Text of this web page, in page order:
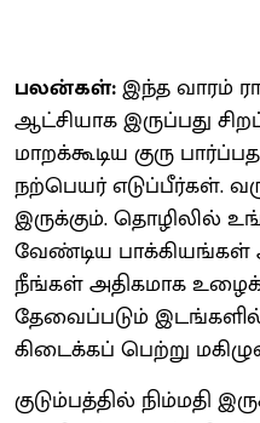
பலன்கள்:இந்த வாரம்
ஆட்சியாக இருப்பது
மாறக்கூடிய குரு
நற்பெயர் எடுப்பீர்கள்.
இருக்கும். தொழிலில்
வேண்டிய பாக்கியங்கள்
நீங்கள் அதிகமாக
தேவைப்படும்
கிடைக்கப் பெற்று
குடும்பத்தில் நிம்மதி